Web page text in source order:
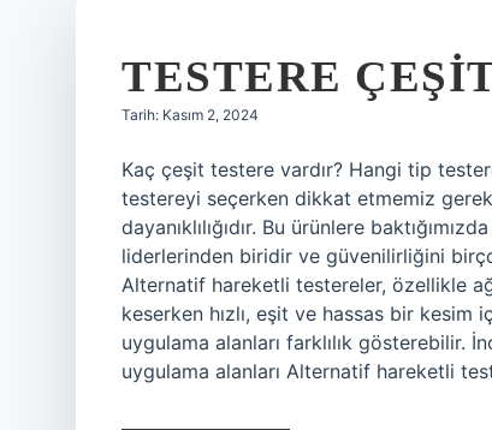
TESTERE
Tarih: Kasım 2, 2024
Kaç çeşit testere vardır? Hangi tip
testereyi seçerken dikkat etmemiz
dayanıklılığıdır. Bu ürünlere
liderlerinden biridir ve güvenilirliğini
Alternatif hareketli testereler, özellikle
keserken hızlı, eşit ve hassas bir kesim
uygulama alanları farklılık gösterebilir.
uygulama alanları Alternatif hareketli